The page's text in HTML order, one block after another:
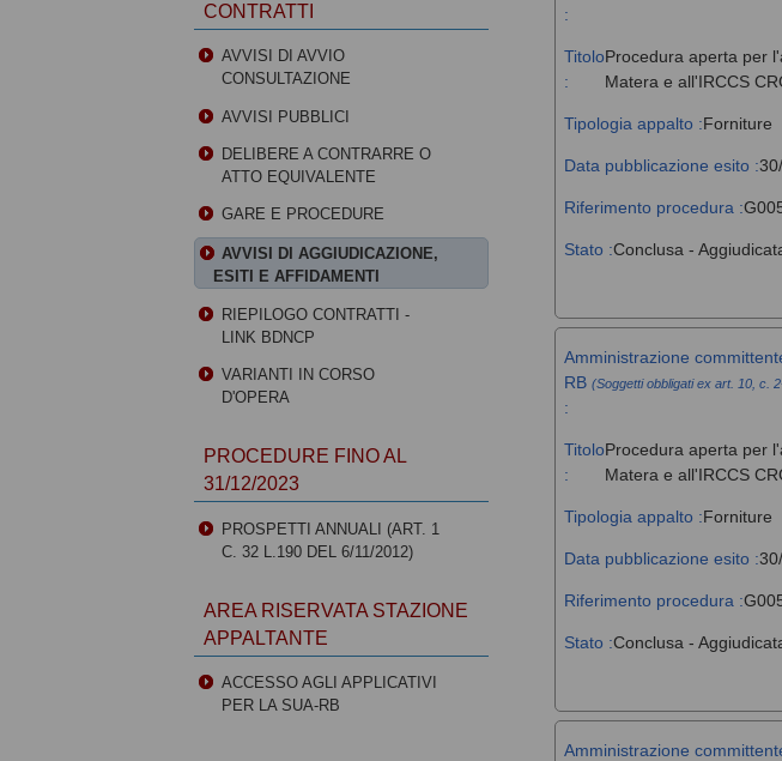
:
Titolo
:
Procedura aperta per
Matera e all'IRCCS
Tipologia appalto :Forniture
Data pubblicazione esito :
Riferimento procedura :
Stato :Conclusa -
Amministrazione
RB (Soggetti obbligati ex art. 10, c.
:
Titolo
:
Procedura aperta per
Matera e all'IRCCS
Tipologia appalto :Forniture
Data pubblicazione esito :
Riferimento procedura :
Stato :Conclusa -
Amministrazione
CONTRATTI
AVVISI DI AVVIO
CONSULTAZIONE
AVVISI PUBBLICI
DELIBERE A CONTRARRE O
ATTO EQUIVALENTE
GARE E PROCEDURE
AVVISI DI AGGIUDICAZIONE,
ESITI E AFFIDAMENTI
RIEPILOGO CONTRATTI -
LINK BDNCP
VARIANTI IN CORSO
D'OPERA
PROCEDURE FINO AL
31/12/2023
PROSPETTI ANNUALI (ART. 1
C. 32 L.190 DEL 6/11/2012)
AREA RISERVATA STAZIONE
APPALTANTE
ACCESSO AGLI APPLICATIVI
PER LA SUA-RB